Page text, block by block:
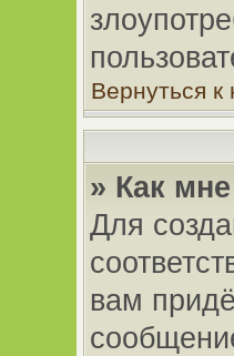
Вернуться к
» Как
Для
вам